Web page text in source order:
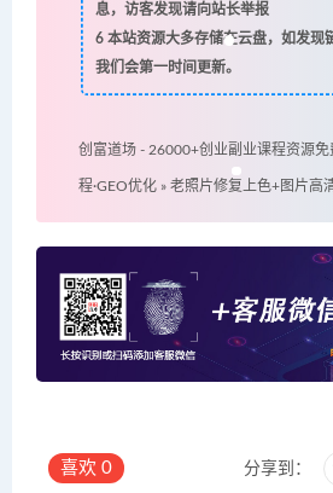
息，访客发现请向站长举报
6本站资源大多存储在云盘，如发现
我们会第一时间更新。
创富道场 - 26000+创业副业课程资源免
程·GEO优化 » 老照片修复上色+图片高
喜欢 0 分享到：